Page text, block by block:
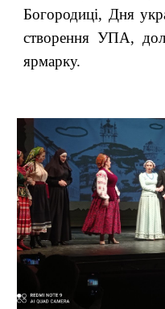
Богородиці, Дня
створення УПА,
ярмарку.